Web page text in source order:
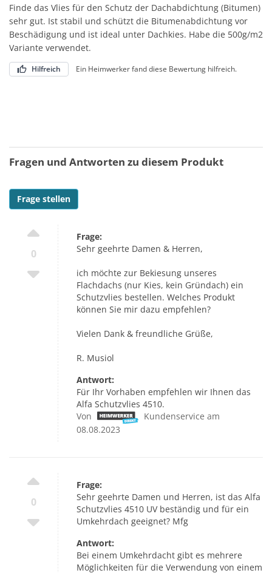
Finde das Vlies für den Schutz der Dachabdichtung (Bitumen)
sehr gut. Ist stabil und schützt die Bitumenabdichtung vor
Beschädigung und ist ideal unter Dachkies. Habe die 500g/m2
Variante verwendet.
Hilfreich Ein Heimwerker fand diese Bewertung hilfreich.
Fragen und Antworten zu diesem Produkt
Frage stellen
0
Frage:
Sehr geehrte Damen & Herren,
ich möchte zur Bekiesung unseres
Flachdachs (nur Kies, kein Gründach) ein
Schutzvlies bestellen. Welches Produkt
können Sie mir dazu empfehlen?
Vielen Dank & freundliche Grüße,
R. Musiol
Antwort:
Für Ihr Vorhaben empfehlen wir Ihnen das
Alfa Schutzvlies 4510.
Von
Kundenservice am
08.08.2023
0
Frage:
Sehr geehrte Damen und Herren, ist das Alfa
Schutzvlies 4510 UV beständig und für ein
Umkehrdach geeignet? Mfg
Antwort:
Bei einem Umkehrdacht gibt es mehrere
Möglichkeiten für die Verwendung von einem